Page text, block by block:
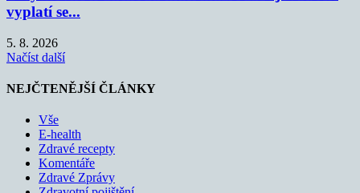
vyplatí se...
5. 8. 2026
Načíst další
NEJČTENĚJŠÍ ČLÁNKY
Vše
E-health
Zdravé recepty
Komentáře
Zdravé Zprávy